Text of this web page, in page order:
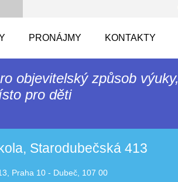
PRONÁJMY KONTAKTY
objevitelský způsob výuky,
pro děti
Starodubečská 413
Praha 10 - Dubeč, 107 00